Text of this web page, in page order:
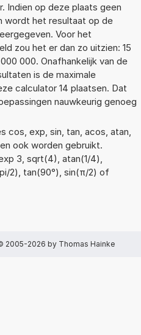
Indien op deze plaats geen
wordt het resultaat op de
Voor het
zou het er dan zo uitzien: 15
000. Onafhankelijk van de
is de maximale
calculator 14 plaatsen. Dat
nauwkeurig genoeg
cos, exp, sin, tan, acos, atan,
ook worden gebruikt.
3, sqrt(4), atan(1/4),
2), tan(90°), sin(π/2) of
2005-2026 by Thomas Hainke